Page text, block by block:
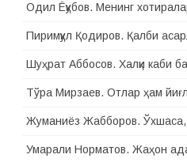
Одил Ёқубов. Менинг
Пиримқул Қодиров. Қалби
Шуҳрат Аббосов. Халқи каби
Тўра Мирзаев. Отлар ҳам
Жуманиёз Жабборов. Ўхшаса,
Умарали Норматов. Жаҳон